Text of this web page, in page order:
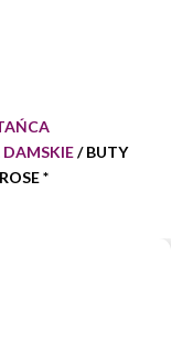
/ BUTY
*